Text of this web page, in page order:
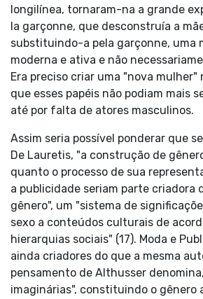
longilínea, tornaram-na a grande
la garçonne, que desconstruía a
substituindo-a pela garçonne, uma
moderna e ativa e não
Era preciso criar uma "nova mulher"
que esses papéis não podiam mais
até por falta de atores masculinos.
Assim seria possível ponderar que
De Lauretis, "a construção de
quanto o processo de sua
a publicidade seriam parte criadora
gênero", um "sistema de
sexo a conteúdos culturais de
hierarquias sociais" (17). Moda e
ainda criadores do que a mesma
pensamento de Althusser
imaginárias", constituindo o gênero